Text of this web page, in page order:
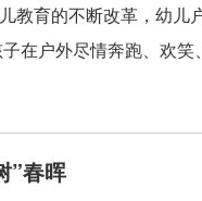
教育的不断改革，幼
在户外尽情奔跑、欢
”春晖